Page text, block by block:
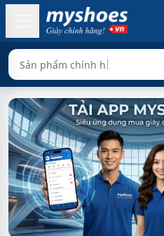
Sản phẩm chính hãng 100%
Myshoes.vn - Giày chính hãng